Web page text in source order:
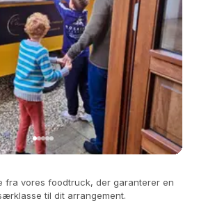
fra vores foodtruck, der garanterer en
til dit arrangement.